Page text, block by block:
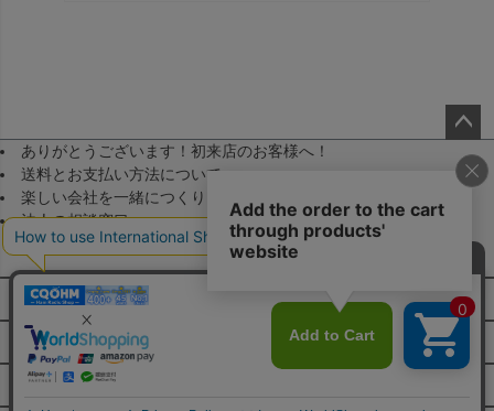
ペー
ジト
ありがとうございます！初来店のお客様へ！
送料とお支払い方法について
楽しい会社を一緒につくりませんか！（採用）
法人の相談窓口
メールマガジン登録
FAQ・お問い合わせ
特定商取引法に基づく表示